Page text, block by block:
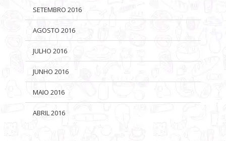
SETEMBRO 2016
AGOSTO 2016
JULHO 2016
JUNHO 2016
MAIO 2016
ABRIL 2016